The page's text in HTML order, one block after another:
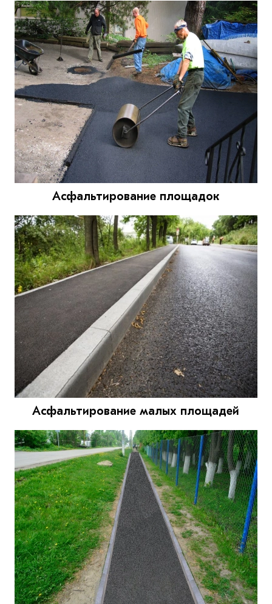
Асфальтирование площадок
Асфальтирование малых площадей